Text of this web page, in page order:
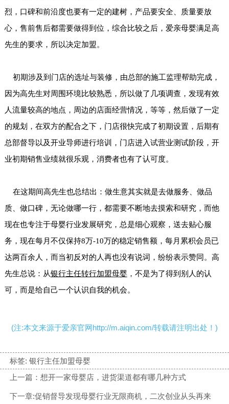
烈，口碑和前沿度也要有一定的建树，产品要安全、质量要放
心，售前售后都需要做得到位，综合比较之后，爱亲母婴满足高
先生的要求，所以决定加盟。
初期涉及到门店的选址与装修，由总部的施工监理帮助完成，
因为高先生对周围环境比较熟悉，所以做了几项调查，发现有效
人流量较高的地点，周边的店面经营情况，等等，然后做了一定
的规划，在双方的配合之下，门店很快完成了初期设置，后期有
总部督导以及开业导师进行培训，门店进入试营业测试阶段，开
业初期销售业绩就很乐观，消费者也有了认可度。
在这期间高先生也总结出：做生意其实就是去做服务、做品
质、做口碑，无论做哪一行，都需要不断地去摸索和研究，而他
现在也专注于母婴行业发展研究，总是细心观察，送去贴心服
务，现在每月不仅保持8万-10万的稳定销售额，每月累积会员已
达两百余人，而当初反对的人再也没有说词，纷纷表示赞同。高
先生总说：从银行主任转行加盟母婴，不是为了得到别人的认
可，而是给自己一个认识自我的机会。
(注:本文来源于爱亲官网http://m.aiqin.com/转载请注明出处！)
标签: 银行主任加盟母婴
上一篇：想开一家母婴店，进货渠道都有哪几种方式
下一章:促销督导发现母婴行业无限商机，二次创业从头再来